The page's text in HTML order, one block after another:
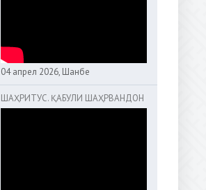
04 апрел 2026, Шанбе
ШАҲРИТУС. ҚАБУЛИ ШАҲРВАНДОН